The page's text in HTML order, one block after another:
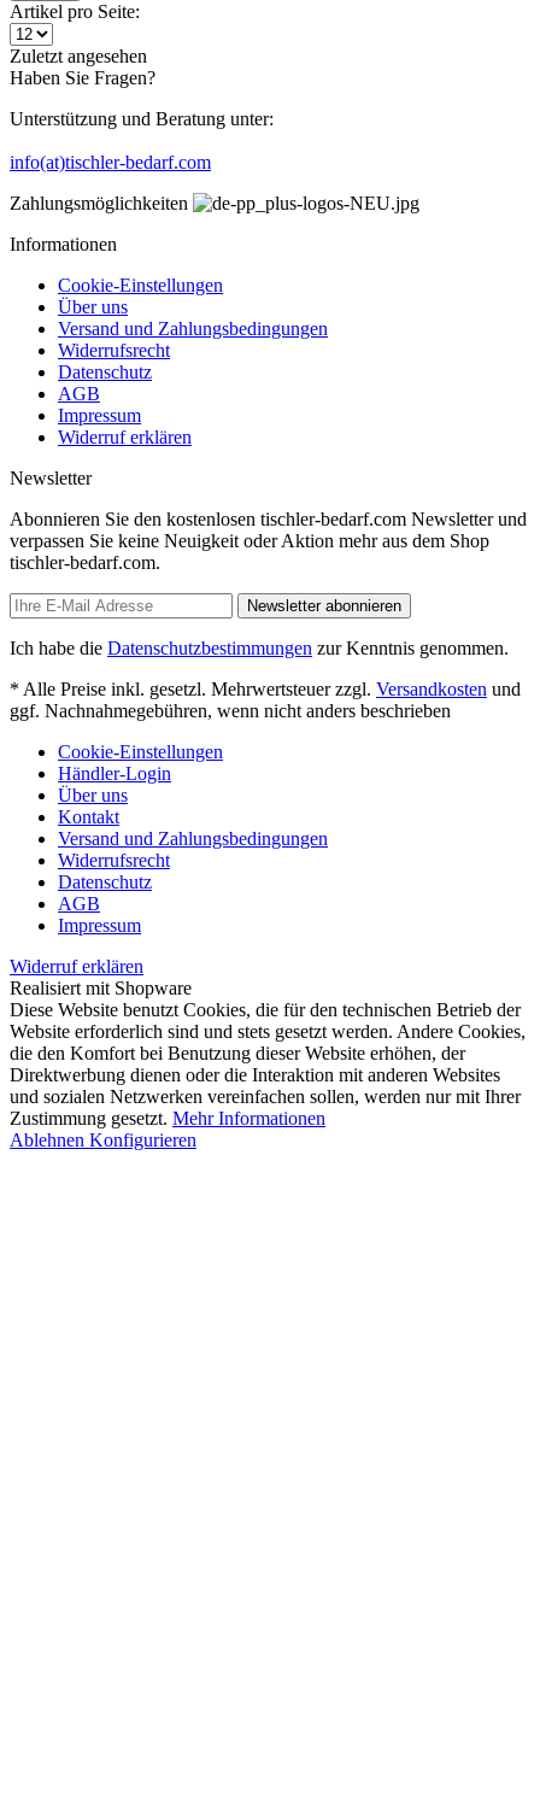
Artikel pro Seite:
Zuletzt angesehen
Haben Sie Fragen?
Unterstützung und Beratung unter:
info(at)tischler-bedarf.com
Zahlungsmöglichkeiten
Informationen
Cookie-Einstellungen
Über uns
Versand und Zahlungsbedingungen
Widerrufsrecht
Datenschutz
AGB
Impressum
Widerruf erklären
Newsletter
Abonnieren Sie den kostenlosen tischler-bedarf.com Newsletter und
verpassen Sie keine Neuigkeit oder Aktion mehr aus dem Shop
tischler-bedarf.com.
Newsletter abonnieren
Ich habe die Datenschutzbestimmungen zur Kenntnis genommen.
* Alle Preise inkl. gesetzl. Mehrwertsteuer zzgl. Versandkosten und
ggf. Nachnahmegebühren, wenn nicht anders beschrieben
Cookie-Einstellungen
Händler-Login
Über uns
Kontakt
Versand und Zahlungsbedingungen
Widerrufsrecht
Datenschutz
AGB
Impressum
Widerruf erklären
Realisiert mit Shopware
Diese Website benutzt Cookies, die für den technischen Betrieb der
Website erforderlich sind und stets gesetzt werden. Andere Cookies,
die den Komfort bei Benutzung dieser Website erhöhen, der
Direktwerbung dienen oder die Interaktion mit anderen Websites
und sozialen Netzwerken vereinfachen sollen, werden nur mit Ihrer
Zustimmung gesetzt. Mehr Informationen
Ablehnen Konfigurieren